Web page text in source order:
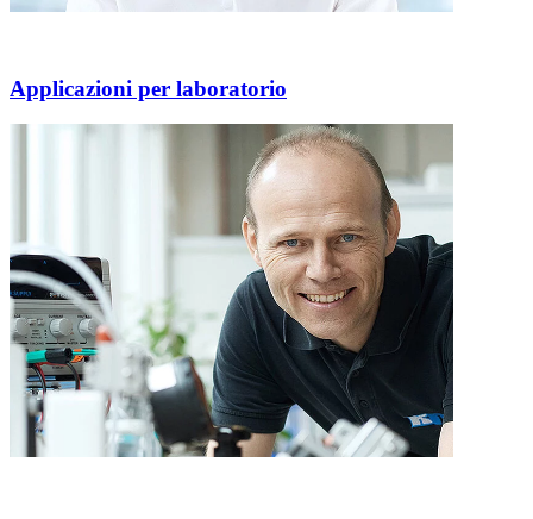
Applicazioni per laboratorio